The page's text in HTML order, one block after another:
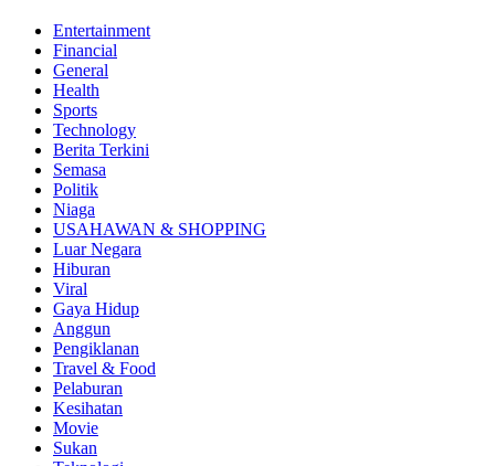
Entertainment
Financial
General
Health
Sports
Technology
Berita Terkini
Semasa
Politik
Niaga
USAHAWAN & SHOPPING
Luar Negara
Hiburan
Viral
Gaya Hidup
Anggun
Pengiklanan
Travel & Food
Pelaburan
Kesihatan
Movie
Sukan